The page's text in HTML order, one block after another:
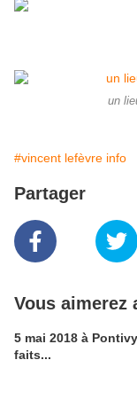
un
#vincent lefèvre info
Partager
Vous aimerez
5 mai 2018 à
faits...